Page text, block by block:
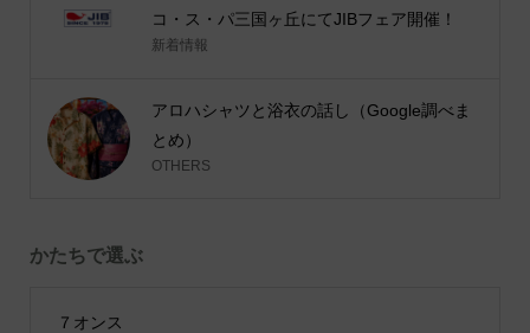
コ・ス・パ三国ヶ丘にてJIBフェア開催！
新着情報
アロハシャツと浴衣の話し（Google調べま
とめ）
OTHERS
かたちで選ぶ
７オンス